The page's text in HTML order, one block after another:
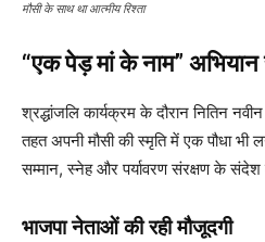
मौसी के साथ था आत्मीय रिश्ता
“एक पेड़ मां के नाम” अभियान
श्रद्धांजलि कार्यक्रम के दौरान नितिन
तहत अपनी मौसी की स्मृति में एक पौधा
सम्मान, स्नेह और पर्यावरण संरक्षण के संदेश
भाजपा नेताओं की रही मौजूदगी